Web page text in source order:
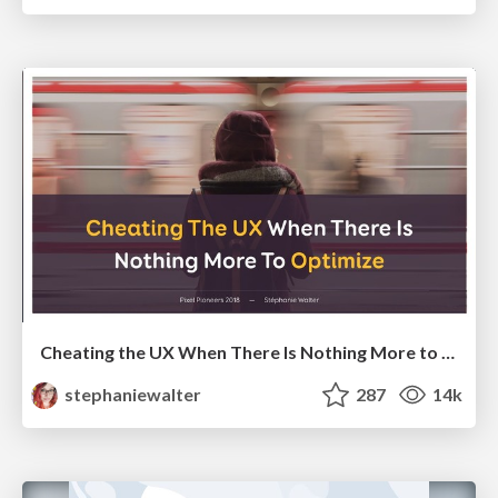
Cheating the UX When There Is Nothing More to Optimize - PixelPioneers
stephaniewalter
287 14k